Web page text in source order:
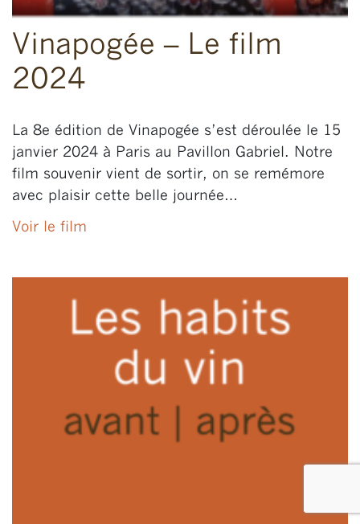
Vinapogée – Le film
2024
La 8e édition de Vinapogée s’est déroulée le 15
janvier 2024 à Paris au Pavillon Gabriel. Notre
film souvenir vient de sortir, on se remémore
avec plaisir cette belle journée…
Voir le film